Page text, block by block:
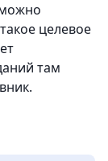
целевое
там